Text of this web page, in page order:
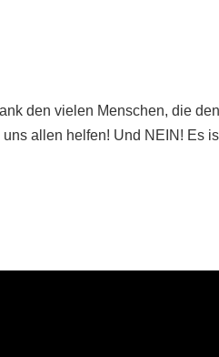
den vielen Menschen, die
allen helfen! Und NEIN! Es